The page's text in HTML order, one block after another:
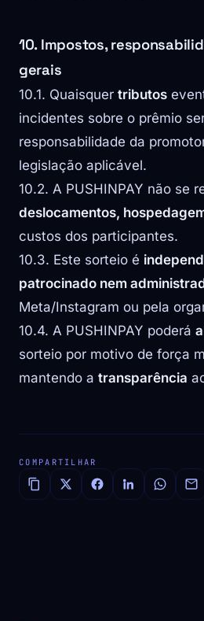
10. Impostos,
gerais
10.1. Quaisquer tributos
incidentes sobre o prêmio
responsabilidade da
legislação aplicável.
10.2. A PUSHINPAY não se
deslocamentos,
custos dos participantes.
10.3. Este sorteio é
patrocinado nem
Meta/Instagram ou pela
10.4. A PUSHINPAY poderá
sorteio por motivo de força
mantendo a transparência
COMPARTILHAR